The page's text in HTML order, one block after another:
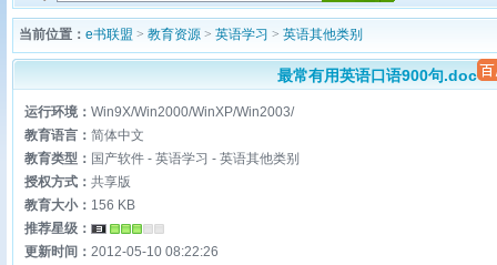
当前位置： e书联盟 > 教育资源 > 英语学习 > 英语其他类别
最常有用英语口语900句.doc
运行环境： Win9X/Win2000/WinXP/Win2003/
教育语言： 简体中文
教育类型： 国产软件 - 英语学习 - 英语其他类别
授权方式： 共享版
教育大小： 156 KB
推荐星级：
更新时间： 2012-05-10 08:22:26